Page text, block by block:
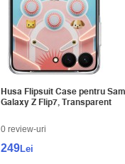
Husa Flipsuit Case pentru
Galaxy Z Flip7, Transparent
0 review-uri
249Lei